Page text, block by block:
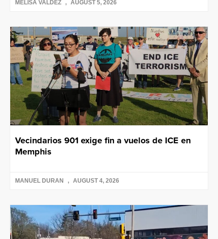
MELISA VALDEZ AUGUST 5, 2026
Vecindarios 901 exige fin a vuelos de ICE en
Memphis
MANUEL DURAN AUGUST 4, 2026